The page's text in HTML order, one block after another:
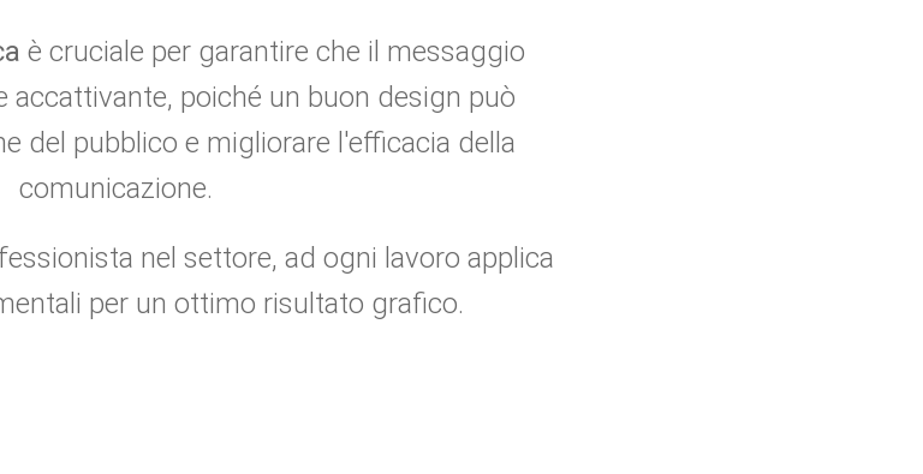
è cruciale per garantire che il messaggio
accattivante, poiché un buon design può
del pubblico e migliorare l'efficacia della
comunicazione.
nel settore, ad ogni lavoro applica
per un ottimo risultato grafico.